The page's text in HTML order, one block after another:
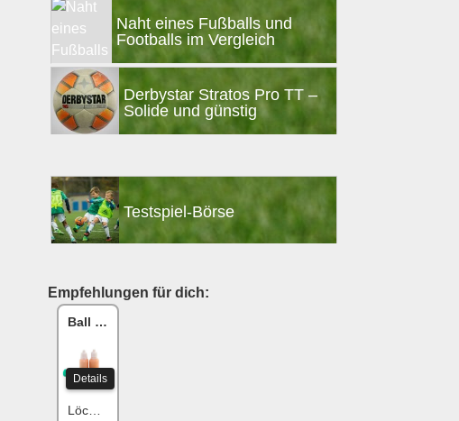
Naht eines Fußballs und
Footballs im Vergleich
Derbystar Stratos Pro TT –
Solide und günstig
Testspiel-Börse
Empfehlungen für dich:
Ball One Reparaturset
Details